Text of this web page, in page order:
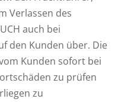
Verlassen des
auch bei
den Kunden über. Die
Kunden sofort bei
zu prüfen
zu